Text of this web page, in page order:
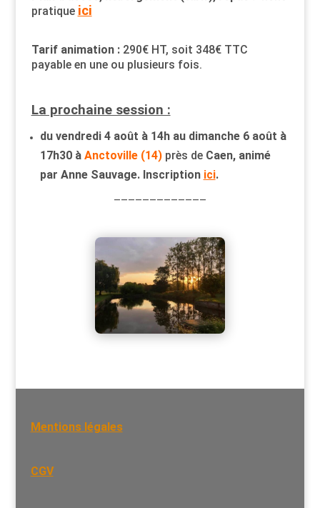
pratique ici
Tarif animation :290€ HT, soit 348€ TTC
payable en une ou plusieurs fois.
La prochaine session :
du vendredi 4 août à 14h au dimanche 6 août à
17h30 àAnctoville (14)près deCaen, animé
par Anne Sauvage. Inscription ici.
—————————————
Mentions légales
CGV